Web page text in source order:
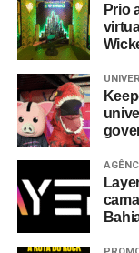
Sua jornada de
junho, data da
em
preços que vão de
os modelos.
A SEGUIR
Amora é o
Prio